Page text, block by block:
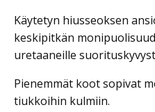
Käytetyn hiusseoksen
keskipitkän
uretaaneille
Pienemmät koot sopivat
tiukkoihin kulmiin.